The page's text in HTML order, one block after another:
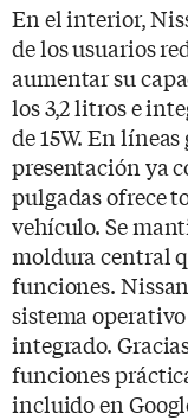
En el interior,
de los usuarios
aumentar su
los 3,2 litros e
de 15W. En
presentación ya
pulgadas ofrece
vehículo. Se
moldura central
funciones.
sistema
integrado.
funciones
incluido en